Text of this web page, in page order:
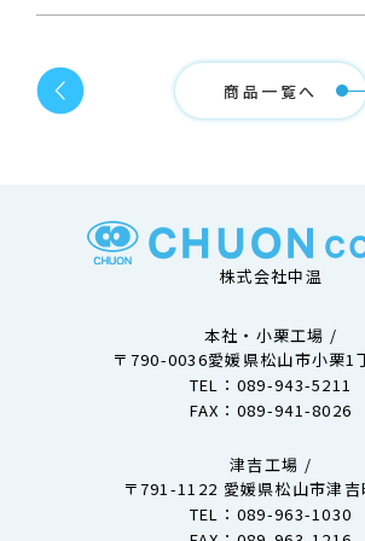
商品一覧へ
株式会社中温
本社・小栗工場 /
〒790-0036愛媛県松山市小栗1
TEL： 089-943-5211
FAX：089-941-8026
津吉⼯場 /
〒791-1122 愛媛県松山市津
TEL： 089-963-1030